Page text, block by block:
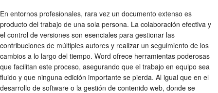
En entornos profesionales, rara vez un documento extenso es
producto del trabajo de una sola persona. La colaboración efectiva y
el control de versiones son esenciales para gestionar las
contribuciones de múltiples autores y realizar un seguimiento de los
cambios a lo largo del tiempo. Word ofrece herramientas poderosas
que facilitan este proceso, asegurando que el trabajo en equipo sea
fluido y que ninguna edición importante se pierda. Al igual que en el
desarrollo de software o la gestión de contenido web, donde se